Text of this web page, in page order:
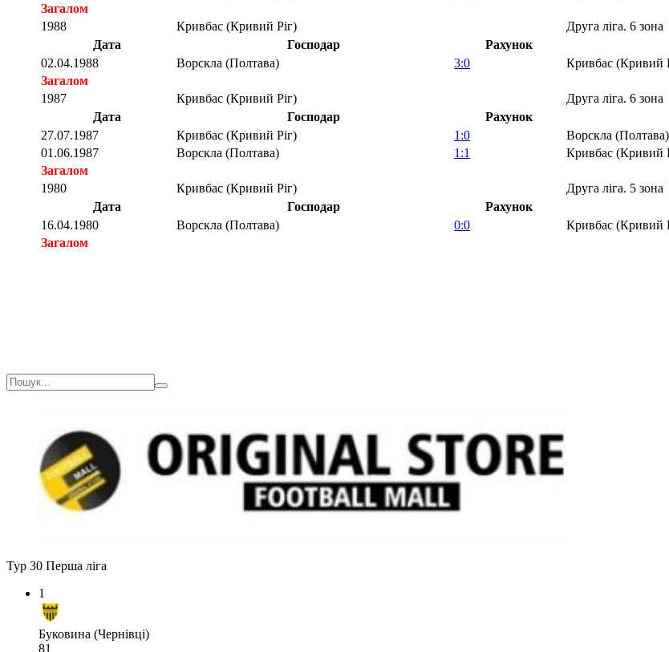
Загалом
1988
Кривбас (Кривий Ріг)
Друга ліга. 6 зона
Дата
Господар Рахунок
02.04.1988
Ворскла (Полтава) 3:0 Кривбас (Кривий
Загалом
1987
Кривбас (Кривий Ріг)
Друга ліга. 6 зона
Дата
Господар Рахунок
27.07.1987
Кривбас (Кривий Ріг) 1:0 Ворскла (Полтава)
01.06.1987
Ворскла (Полтава) 1:1 Кривбас (Кривий
Загалом
1980
Кривбас (Кривий Ріг)
Друга ліга. 5 зона
Дата
Господар Рахунок
16.04.1980
Ворскла (Полтава) 0:0 Кривбас (Кривий
Загалом
Тур 30 Перша ліга
1
Буковина (Чернівці)
81